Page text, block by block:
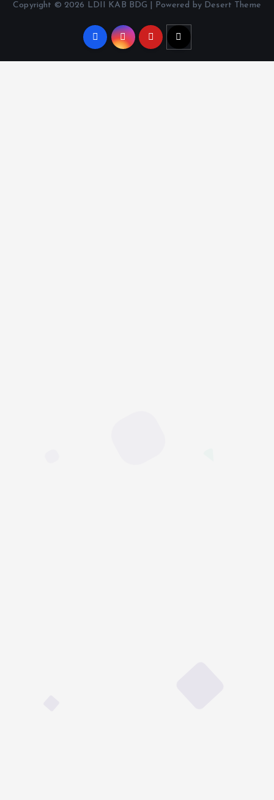
Copyright © 2026 LDII KAB BDG | Powered by Desert Theme